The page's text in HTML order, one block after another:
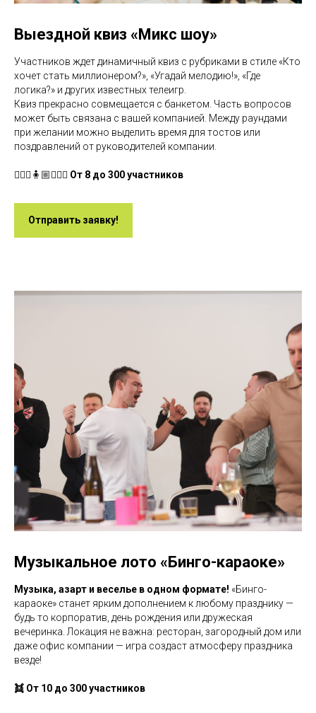
Выездной квиз «Микс шоу»
Участников ждет динамичный квиз с рубриками в стиле «Кто
хочет стать миллионером?», «Угадай мелодию!», «Где
логика?» и других известных телеигр.
Квиз прекрасно совмещается с банкетом. Часть вопросов
может быть связана с вашей компанией. Между раундами
при желании можно выделить время для тостов или
поздравлений от руководителей компании.
🧍🏻‍♀️🧍🏼🧍🏻‍♂️ От 8 до 300 участников
Отправить заявку!
Музыкальное лото «Бинго-караоке»
Музыка, азарт и веселье в одном формате! «Бинго-
караоке» станет ярким дополнением к любому празднику —
будь то корпоратив, день рождения или дружеская
вечеринка. Локация не важна: ресторан, загородный дом или
даже офис компании — игра создаст атмосферу праздника
везде!
👯 От 10 до 300 участников